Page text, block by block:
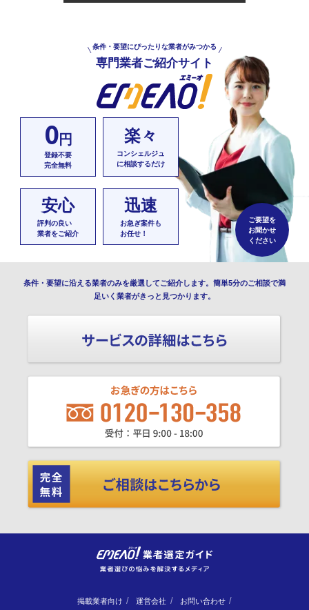
条件・要望にぴったりな業者がみつかる
専門業者ご紹介サイト
0円
登録不要
完全無料
楽々
コンシェルジュ
に相談するだけ
安心
評判の良い
業者をご紹介
迅速
お急ぎ案件も
お任せ！
ご要望を
お聞かせ
ください
条件・要望に沿える業者のみを厳選してご紹介します。簡単5分のご相談で満
足いく業者がきっと見つかります。
掲載業者向け 運営会社 お問い合わせ